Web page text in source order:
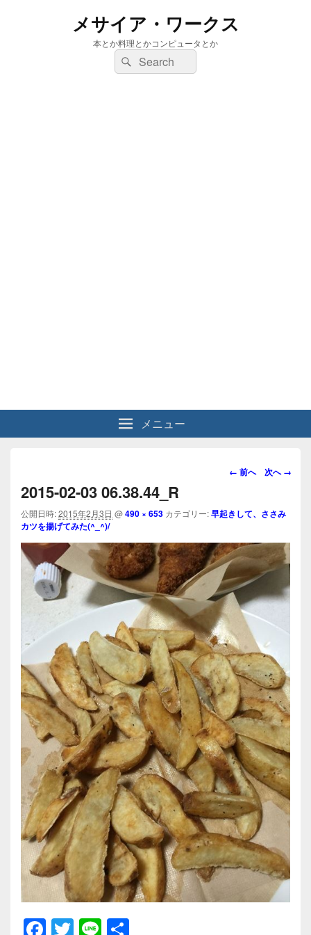
メサイア・ワークス
本とか料理とかコンピュータとか
検
索:
検
索
メニュー
画
ビ
ー
シ
ョ
ン
← 前へ 次へ →
2015-02-03 06.38.44_R
公開日時:2015年2月3日 @490 × 653 カテゴリー:早起きして、ささみ
カツを揚げてみた(^_^)/